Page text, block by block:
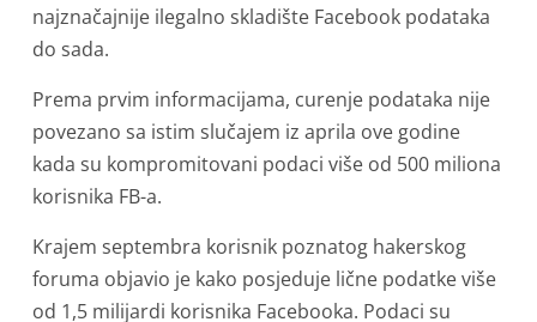
najznačajnije ilegalno skladište Facebook podataka
do sada.
Prema prvim informacijama, curenje podataka nije
povezano sa istim slučajem iz aprila ove godine
kada su kompromitovani podaci više od 500 miliona
korisnika FB-a.
Krajem septembra korisnik poznatog hakerskog
foruma objavio je kako posjeduje lične podatke više
od 1,5 milijardi korisnika Facebooka. Podaci su